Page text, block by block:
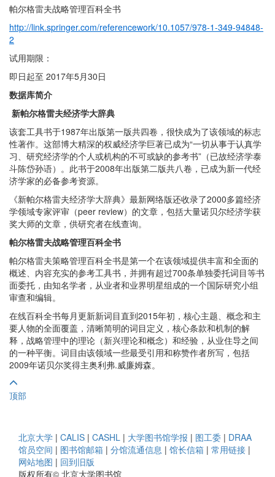
帕尔格雷夫战略管理百科全书
http://link.springer.com/referencework/10.1057/978-1-349-94848-
2
试用期限：
即日起至 2017年5月30日
数据库简介
新帕尔格雷夫经济学大辞典
该套工具书于1987年出版第一版共四卷，很快成为了该领域的标志
性著作。这部博大精深的权威经济学巨著已成为“一切从事于认真学
习、研究经济学的个人或机构的不可或缺的参考书”（已故经济学泰
斗陈岱孙语）。此书于2008年出版第二版共八卷，已成为新一代经
济学家的必备参考资源。
《新帕尔格雷夫经济学大辞典》最新网络版还收录了2000多篇经济
学领域专家评审（peer review）的文章，包括大量诺贝尔经济学获
奖大师的文章，供研究者在线查询。
帕尔格雷夫战略管理百科全书
帕尔格雷夫策略管理百科全书是第一个在该领域提供丰富和全面的
概述、内容充实的参考工具书，并拥有超过700条单独委托词目等书
面委托，由知名学者，从业者和业界明星组成的一个国际研究小组
审查和编辑。
在线百科全书每月更新新词目直到2015年初，核心主题、概念和主
要人物的全面覆盖，清晰简明的词目定义，核心条款和机制的解
释，战略管理中的理论（新兴理论和概念）和经验，从业住导之间
的一种平衡。词目由该领域一些最受引用和称赞作者所写，包括
2009年诺贝尔奖得主奥利弗.威廉姆森。
顶部
北京大学 | CALIS | CASHL | 大学图书馆学报 | 图工委 | DRAA
馆员空间 | 图书馆邮箱 | 分馆流通信息 | 馆长信箱 | 常用链接 |
网站地图 | 回到旧版
版权所有© 北京大学图书馆